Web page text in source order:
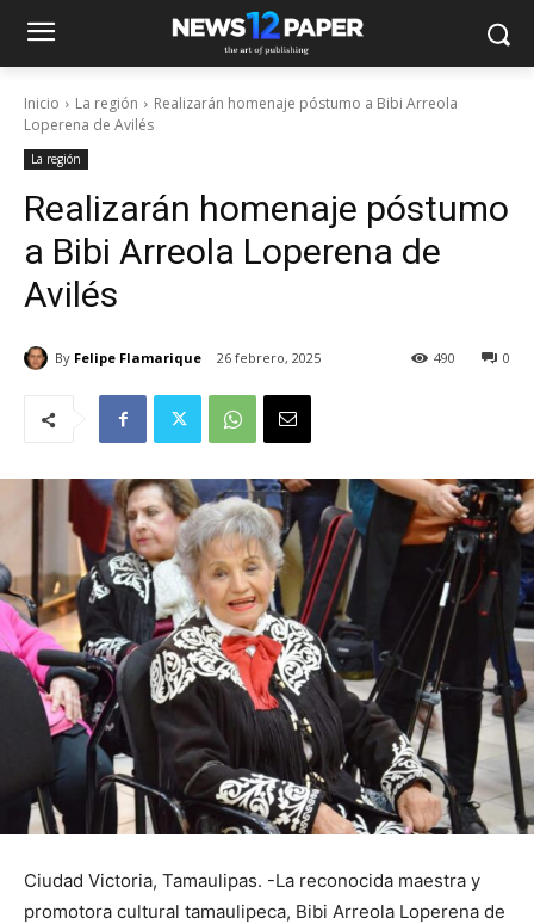
Inicio La región
Realizarán homenaje póstumo a Bibi Arreola
Loperena de Avilés
La región
Realizarán homenaje póstumo
a Bibi Arreola Loperena de
Avilés
By Felipe Flamarique 26 febrero, 2025 0
490
Ciudad Victoria, Tamaulipas. -La reconocida maestra y
promotora cultural tamaulipeca, Bibi Arreola Loperena de